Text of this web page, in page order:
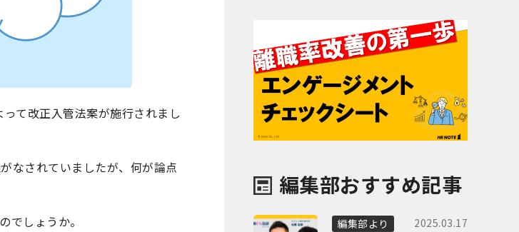
て改正入管法案が施行されまし
なされていましたが、何が論点
でしょうか。
編集部おすすめ記事
編集部より
2025.03.17